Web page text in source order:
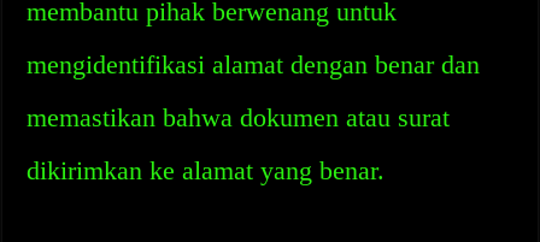
membantu pihak berwenang untuk
mengidentifikasi alamat dengan benar dan
memastikan bahwa dokumen atau surat
dikirimkan ke alamat yang benar.